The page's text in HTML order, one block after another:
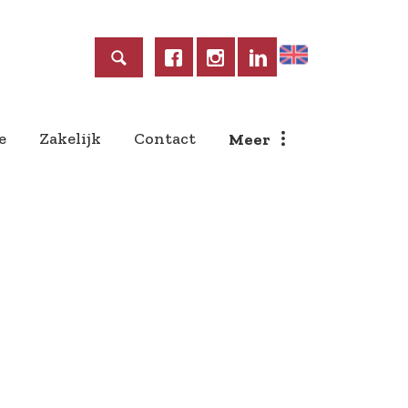
Zakelijk Contact Meer
Home